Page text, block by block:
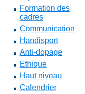
Formation des
cadres
Communication
Handisport
Anti-dopage
Ethique
Haut niveau
Calendrier